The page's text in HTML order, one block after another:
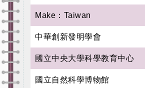
Make：Taiwan
中華創新發明學會
國立中央大學科學教育中心
國立自然科學博物館